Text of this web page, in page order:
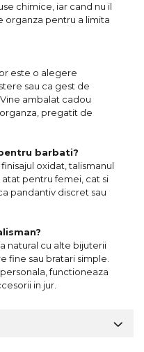
chimice, iar cand nu il
organza pentru a limita
este o alegere
sau ca gest de
ambalat cadou
pregatit de
barbati?
oxidat, talismanul
pentru femei, cat si
pandantiv discret sau
natural cu alte bijuterii
fine sau bratari simple.
functioneaza
in jur.